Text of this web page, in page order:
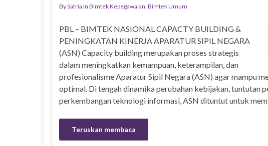
BySatria in Bimtek Kepegawaian Bimtek Umum
PBL – BIMTEK NASIONAL CAPACTY BUILDING &
PENINGKATAN KINERJA APARATUR SIPIL NEGARA
(ASN) Capacity building merupakan proses strategis
dalam meningkatkan kemampuan, keterampilan, dan
profesionalisme Aparatur Sipil Negara (ASN) agar mampu
optimal. Di tengah dinamika perubahan kebijakan, tuntutan
perkembangan teknologi informasi, ASN dituntut untuk
Teruskan membaca